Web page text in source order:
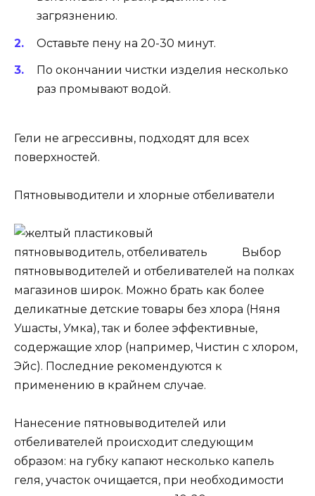
загрязнению.
Оставьте пену на 20-30 минут.
По окончании чистки изделия несколько
раз промывают водой.
Гели не агрессивны, подходят для всех
поверхностей.
Пятновыводители и хлорные отбеливатели
Выбор
пятновыводителей и отбеливателей на полках
магазинов широк. Можно брать как более
деликатные детские товары без хлора (Няня
Ушасты, Умка), так и более эффективные,
содержащие хлор (например, Чистин с хлором,
Эйс). Последние рекомендуются к
применению в крайнем случае.
Нанесение пятновыводителей или
отбеливателей происходит следующим
образом: на губку капают несколько капель
геля, участок очищается, при необходимости